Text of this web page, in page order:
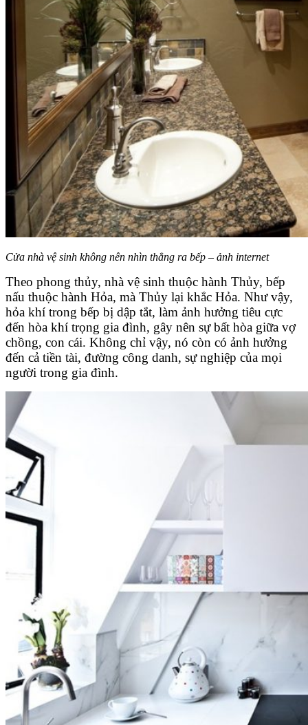
Cửa nhà vệ sinh không nên nhìn thẳng ra bếp – ảnh internet
Theo phong thủy, nhà vệ sinh thuộc hành Thủy, bếp
nấu thuộc hành Hỏa, mà Thủy lại khắc Hỏa. Như vậy,
hỏa khí trong bếp bị dập tắt, làm ảnh hưởng tiêu cực
đến hòa khí trọng gia đình, gây nên sự bất hòa giữa vợ
chồng, con cái. Không chỉ vậy, nó còn có ảnh hưởng
đến cả tiền tài, đường công danh, sự nghiệp của mọi
người trong gia đình.